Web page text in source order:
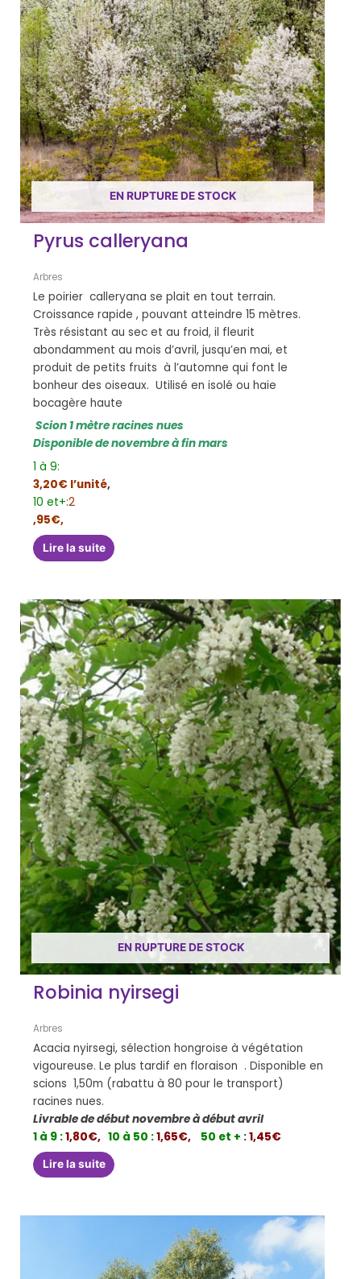
EN RUPTURE DE STOCK
Pyrus calleryana
Arbres
Le poirier calleryana se plait en tout terrain.
Croissance rapide , pouvant atteindre 15 mètres.
Très résistant au sec et au froid, il fleurit
abondamment au mois d’avril, jusqu’en mai, et
produit de petits fruits à l’automne qui font le
bonheur des oiseaux. Utilisé en isolé ou haie
bocagère haute
Scion 1 mètre racines nues
Disponible de novembre à fin mars
1 à 9:
3,20€ l’unité,
10 et+:2
,95€,
Lire la suite
EN RUPTURE DE STOCK
Robinia nyirsegi
Arbres
Acacia nyirsegi, sélection hongroise à végétation
vigoureuse. Le plus tardif en floraison . Disponible en
scions 1,50m (rabattu à 80 pour le transport)
racines nues.
Livrable de début novembre à début avril
1 à 9 :1,80€, 10 à 50 :1,65€, 50 et + :1,45€
Lire la suite